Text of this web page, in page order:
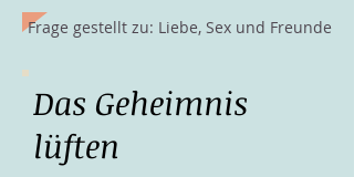
Frage gestellt zu: Liebe, Sex und Freunde
Das Geheimnis
lüften